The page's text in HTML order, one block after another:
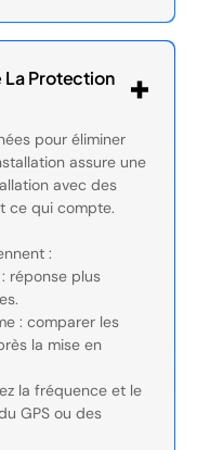
La Protection
pour éliminer
assure une
avec des
ce qui compte.
:
réponse plus
: comparer les
la mise en
la fréquence et le
GPS ou des